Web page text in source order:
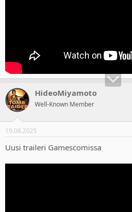
HideoMiyamoto
Well-Known Member
19.08.2025
Uusi traileri Gamescomissa